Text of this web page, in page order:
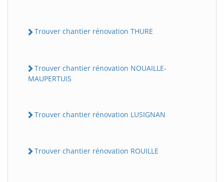
Trouver chantier rénovation THURE
Trouver chantier rénovation NOUAILLE-
MAUPERTUIS
Trouver chantier rénovation LUSIGNAN
Trouver chantier rénovation ROUILLE